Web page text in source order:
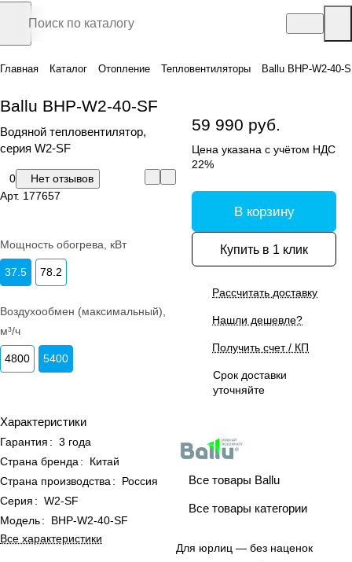
Главная Каталог Отопление Тепловентиляторы Ballu BHP-W2-40-
Ballu BHP-W2-40-SF
Водяной тепловентилятор,
серия W2-SF
0
Нет отзывов
Арт. 177657
Мощность обогрева, кВт
37.5 78.2
Воздухообмен (максимальный),
м³/ч
4800 5400
Характеристики
Гарантия : 3 года
Страна бренда :
Китай
Страна производства :
Россия
Серия : W2-SF
Модель:
BHP-W2-40-SF
Все характеристики
59 990 руб.
Цена указана с учётом НДС
22%
В корзину
Купить в 1 клик
Рассчитать доставку
Нашли дешевле?
Получить счет / КП
Срок доставки
уточняйте
Все товары Ballu
Все товары категории
Для юрлиц — без наценок